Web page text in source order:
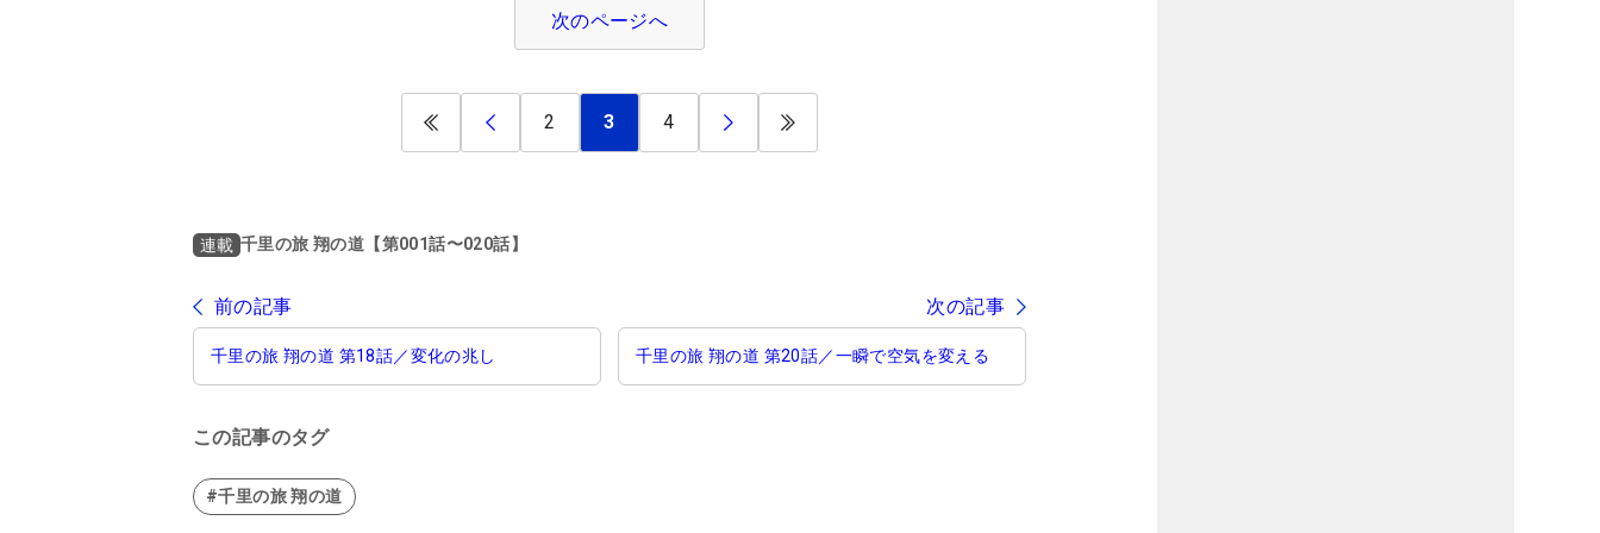
次のページへ
2 3 4
連載 千里の旅 翔の道【第001話〜020話】
前の記事 次の記事
千里の旅 翔の道 第18話／変化の兆し 千里の旅 翔の道 第20話／一瞬で空気を変える
この記事のタグ
#千里の旅 翔の道